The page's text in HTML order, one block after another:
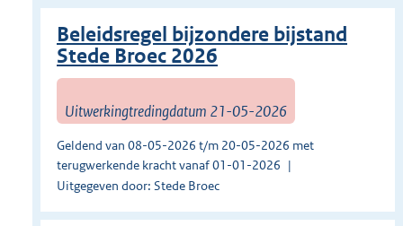
Beleidsregel bijzondere bijstand
Stede Broec 2026
Uitwerkingtredingdatum 21-05-2026
Geldend van 08-05-2026 t/m 20-05-2026 met
terugwerkende kracht vanaf 01-01-2026
Uitgegeven door: Stede Broec